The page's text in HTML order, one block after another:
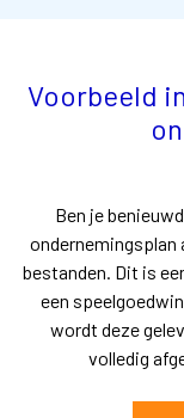
Voorbeeld
Ben je
ondernemingsplan
bestanden. Dit is
een
wordt deze
volledig